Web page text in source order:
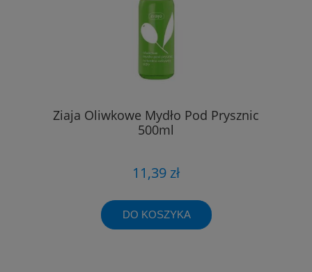
Ziaja Oliwkowe Mydło Pod Prysznic
500ml
11,39 zł
DO KOSZYKA